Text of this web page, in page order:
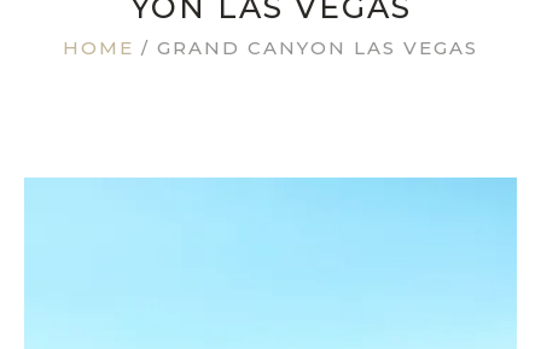
YON LAS VEGAS
HOME / GRAND CANYON LAS VEGAS